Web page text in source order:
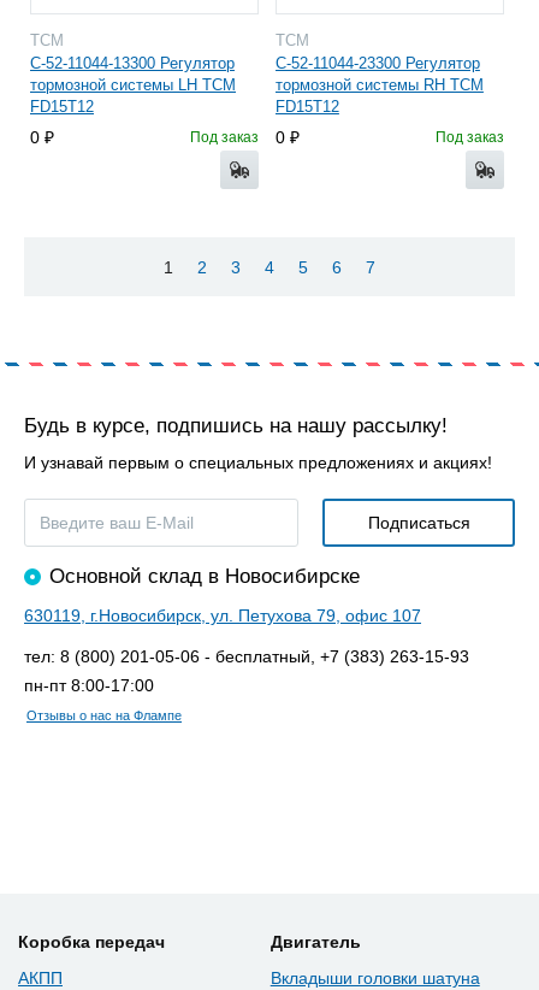
TCM
C-52-11044-13300 Регулятор
тормозной системы LH TCM
FD15T12
0 Под заказ
TCM
C-52-11044-23300 Регулятор
тормозной системы RH TCM
FD15T12
0 Под заказ
1 2 3 4 5 6 7
Будь в курсе, подпишись на нашу рассылку!
И узнавай первым о специальных предложениях и акциях!
Основной склад в Новосибирске
630119, г.Новосибирск, ул. Петухова 79, офис 107
тел: 8 (800) 201-05-06 - бесплатный, +7 (383) 263-15-93
пн-пт 8:00-17:00
Отзывы о нас на Флампе
Коробка передач
АКПП
Двигатель
Вкладыши головки шатуна